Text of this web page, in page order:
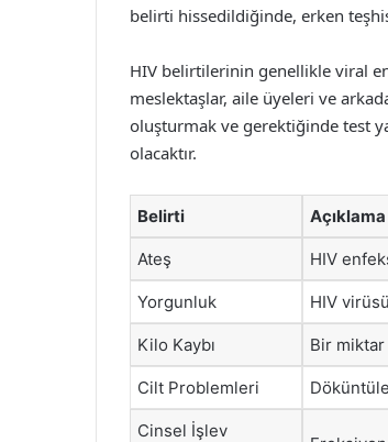
belirti hissedildiğinde, erken
HIV belirtilerinin genellikle viral
meslektaşlar, aile üyeleri ve
oluşturmak ve gerektiğinde test
olacaktır.
Belirti Açıklama
Ateş HIV
Yorgunluk HIV
Kilo Kaybı Bir miktar
Cilt Problemleri
Cinsel İşlev